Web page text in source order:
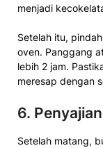
menjadi
Setelah itu,
oven. Panggang
lebih 2 jam.
meresap dengan
6.
Setelah matang,